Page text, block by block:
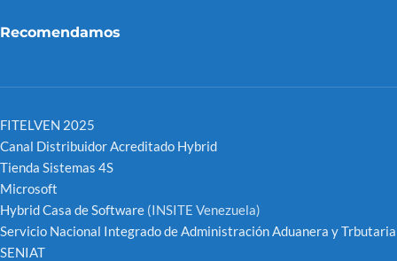
Recomendamos
FITELVEN 2025
Canal Distribuidor Acreditado Hybrid
Tienda Sistemas 4S
Microsoft
Hybrid Casa de Software (INSITE Venezuela)
Servicio Nacional Integrado de Administración Aduanera y Trbutaria
SENIAT